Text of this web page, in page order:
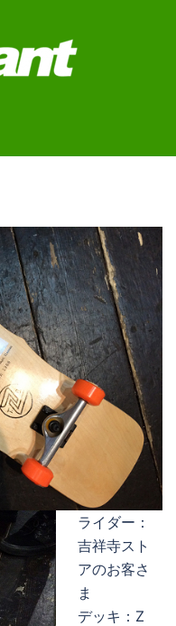
ライダー：
吉祥寺スト
アのお客さ
ま
デッキ：Z